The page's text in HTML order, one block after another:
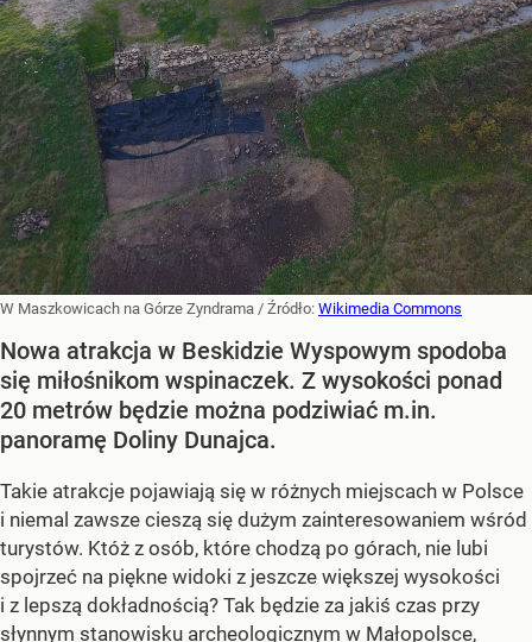
W Maszkowicach na Górze Zyndrama / Źródło: Wikimedia Commons
Nowa atrakcja w Beskidzie Wyspowym spodoba
się miłośnikom wspinaczek. Z wysokości ponad
20 metrów będzie można podziwiać m.in.
panoramę Doliny Dunajca.
Takie atrakcje pojawiają się w różnych miejscach w Polsce
i niemal zawsze cieszą się dużym zainteresowaniem wśród
turystów. Któż z osób, które chodzą po górach, nie lubi
spojrzeć na piękne widoki z jeszcze większej wysokości
i z lepszą dokładnością? Tak będzie za jakiś czas przy
słynnym stanowisku archeologicznym w Małopolsce,